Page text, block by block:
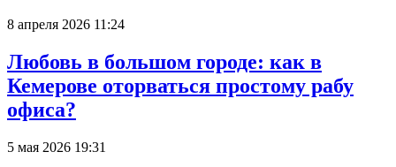
8 апреля 2026 11:24
Любовь в большом городе: как в
Кемерове оторваться простому рабу
офиса?
5 мая 2026 19:31